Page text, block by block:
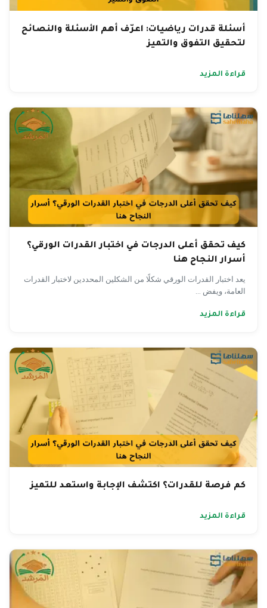
أسئلة قدرات رياضيات: اعرّف أهم الأسئلة والنصائح
لتحقيق التفوق والتميز
قراءة المزيد
كيف تحقق أعلى الدرجات في اختبار القدرات الورقي؟
أسرار النجاح هنا
يعد اختبار القدرات الورقي شكلًا من الشكلين المحددين لاختبار القدرات
العامة، ويفض ...
قراءة المزيد
كم فرصة للقدرات؟ اكتشف الإجابة واستعد للتميز
قراءة المزيد